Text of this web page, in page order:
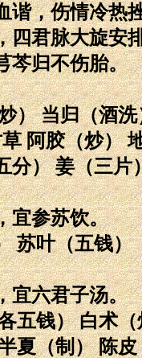
谐，伤情冷热
四君脉大旋安
芩归不伤胎。
） 当归（酒
阿胶（炒）
分） 姜（三片
宜参苏饮。
苏叶（五钱）
宜六君子汤。
五钱） 白术
夏（制） 陈